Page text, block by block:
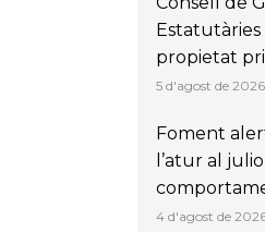
Estatutàries
propietat
5 d'agost de 2026
Foment
l’atur al
4 d'agost de